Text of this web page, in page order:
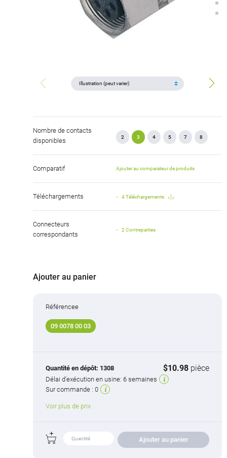
Nombre de contacts
disponibles
2 3 4 5 7 8
Comparatif Ajouter au comparateur de produits
Téléchargements 4 Téléchargements
Connecteurs
correspondants
2 Contreparties
Ajouter au panier
Référencee
09 0078 00 03
Quantité en dépôt: 1308 $10.98 pièce
Délai d'exécution en usine: 6 semaines
Sur commande : 0
Voir plus de prix
Ajouter au panier